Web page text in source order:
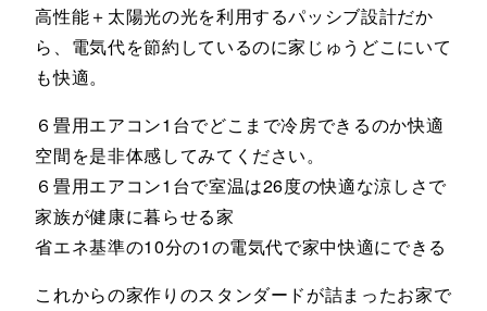
高性能＋太陽光の光を利用するパッシブ設計だか
ら、電気代を節約しているのに家じゅうどこにいて
も快適。
６畳用エアコン1台でどこまで冷房できるのか快適
空間を是非体感してみてください。
６畳用エアコン1台で室温は26度の快適な涼しさで
家族が健康に暮らせる家
省エネ基準の10分の1の電気代で家中快適にできる
これからの家作りのスタンダードが詰まったお家で